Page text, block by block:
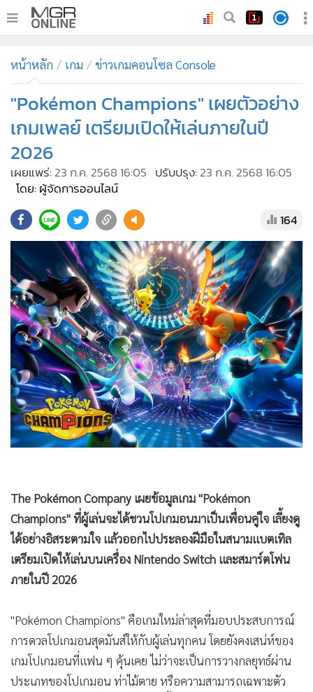
ทันเหตุการณ์
• ภาคใต้
• บันเทิง
ผู้จัดการรายวัน
• ละคร
• CbizReview
• Cyber BIZ
• ผู้จัดกวน
• Good health & Well-being
• Green Innovation & SD
• Management & HR
• MGR Live
• Infographic
• การเมือง
• ท่องเที่ยว
Special Scoop
• เศรษฐกิจ-ธุรกิจ
• จีน
• ชุมชน-คุณภาพชีวิต
• Motoring
• เกม
• วิทยาศาสตร์
• SMEs
หน้าหลัก เกม ข่าวเกมคอนโซล Console
"Pokémon Champions" เผยตัวอย่าง
เกมเพลย์ เตรียมเปิดให้เล่นภายในปี
2026
เผยแพร่: 23 ก.ค. 2568 16:05 ปรับปรุง: 23 ก.ค. 2568 16:05
โดย: ผู้จัดการออนไลน์
164
The Pokémon Company เผยข้อมูลเกม "Pokémon
Champions" ที่ผู้เล่นจะได้ชวนโปเกมอนมาเป็นเพื่อนคู่ใจ เลี้ยงดู
ได้อย่างอิสระตามใจ แล้วออกไปประลองฝีมือในสนามแบตเทิล
เตรียมเปิดให้เล่นบนเครื่อง Nintendo Switch และสมาร์ตโฟน
ภายในปี 2026
"Pokémon Champions" คือเกมใหม่ล่าสุดที่มอบประสบการณ์
การดวลโปเกมอนสุดมันส์ให้กับผู้เล่นทุกคน โดยยังคงเสน่ห์ของ
เกมโปเกมอนที่แฟน ๆ คุ้นเคย ไม่ว่าจะเป็นการวางกลยุทธ์ผ่าน
ประเภทของโปเกมอน ท่าไม้ตาย หรือความสามารถเฉพาะตัว